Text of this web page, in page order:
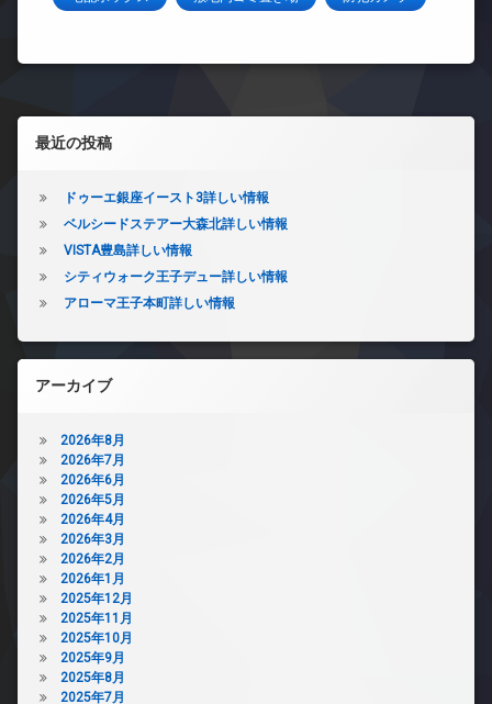
左サイドバー
最近の投稿
ドゥーエ銀座イースト3詳しい情報
ベルシードステアー大森北詳しい情報
VISTA豊島詳しい情報
シティウォーク王子デュー詳しい情報
アローマ王子本町詳しい情報
アーカイブ
2026年8月
2026年7月
2026年6月
2026年5月
2026年4月
2026年3月
2026年2月
2026年1月
2025年12月
2025年11月
2025年10月
2025年9月
2025年8月
2025年7月